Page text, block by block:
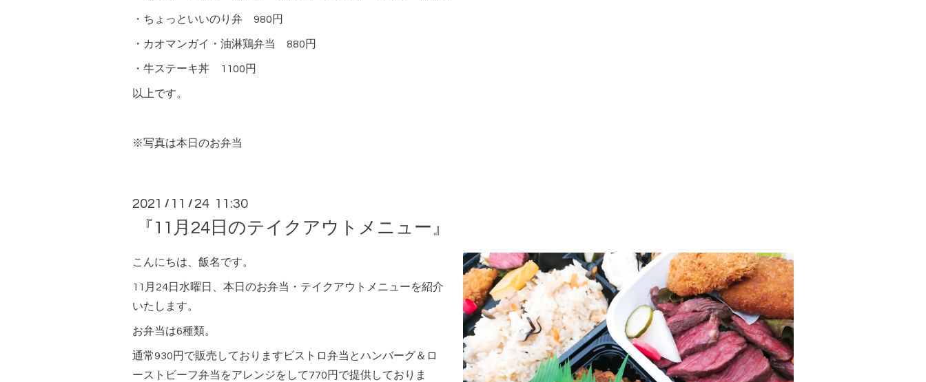
・ちょっといいのり弁 980円
・カオマンガイ・油淋鶏弁当 880円
・牛ステーキ丼 1100円
以上です。
※写真は本日のお弁当
2021 / 11 / 24 11:30
『11月24日のテイクアウトメニュー』
こんにちは、飯名です。
11月24日水曜日、本日のお弁当・テイクアウトメニューを紹介
いたします。
お弁当は6種類。
通常930円で販売しておりますビストロ弁当とハンバーグ＆ロ
ーストビーフ弁当をアレンジをして770円で提供しておりま